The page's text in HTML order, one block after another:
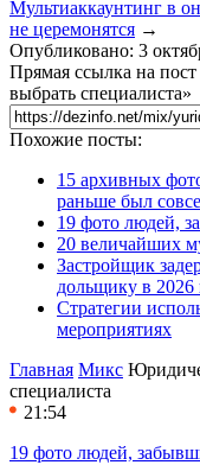
Мультиаккаунтинг в
не церемонятся →
Опубликовано: 3
Прямая ссылка на
выбрать специалиста»
Похожие посты:
15 архивных
раньше был
19 фото людей,
20 величайших
Застройщик
дольщику в 2026
Стратегии
мероприятиях
Главная Микс
специалиста
21:54
19 фото людей,